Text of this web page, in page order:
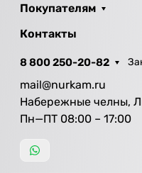
Покупателям
Контакты
8 800 250-20-82
mail@nurkam.ru
Набережные челны,
Пн—ПТ 08:00 – 17:00